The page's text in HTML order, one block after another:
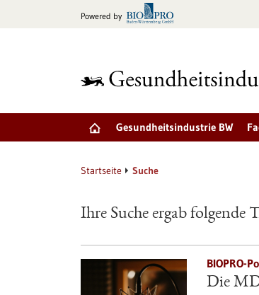
Powered by
Gesundheitsindustrie BW
Startseite Suche
Ihre Suche ergab folgende
BIOPRO-
Die